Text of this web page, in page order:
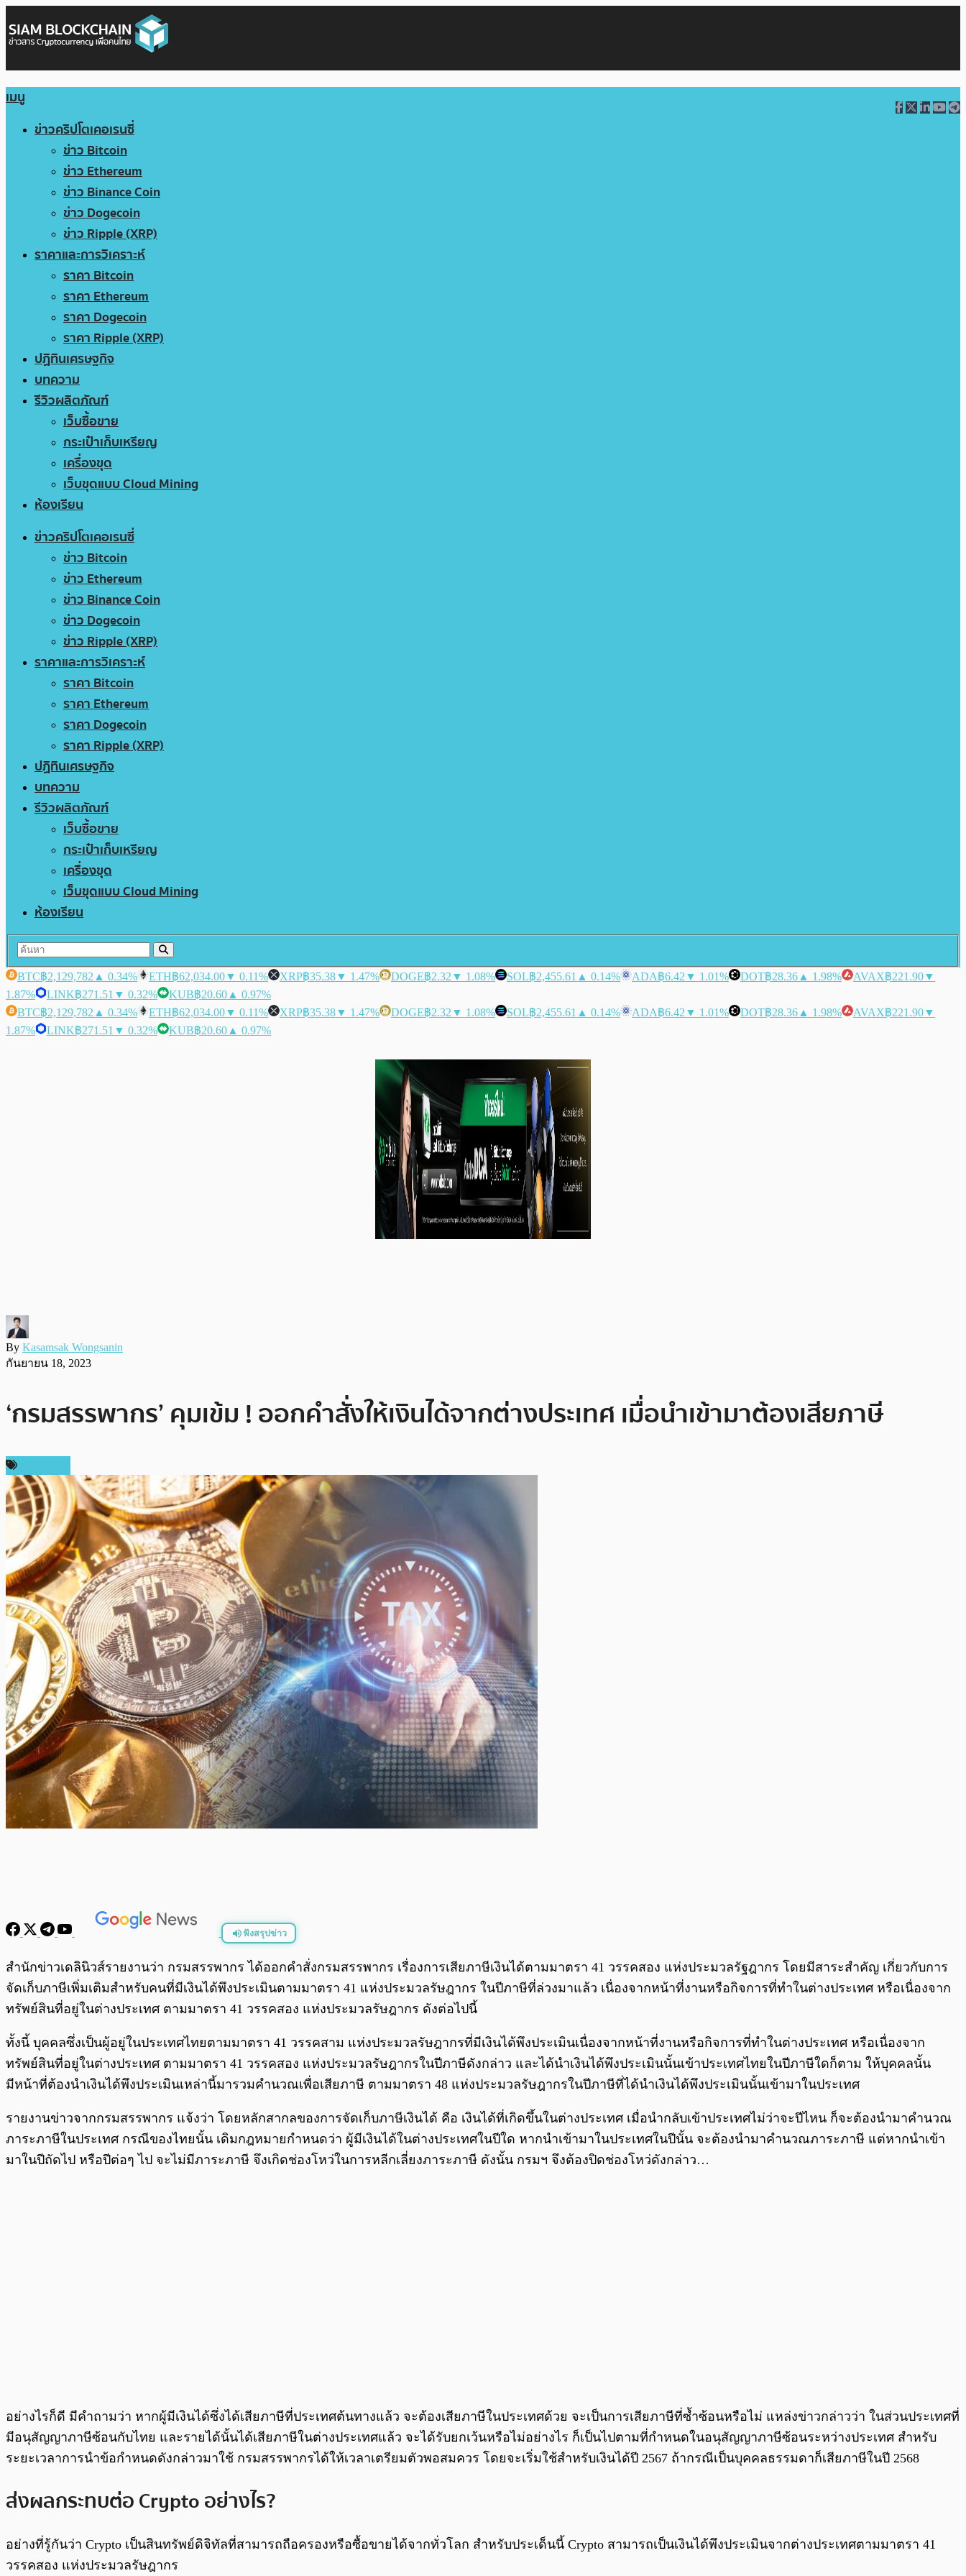
เมนู
ข่าวคริปโตเคอเรนซี่
ข่าว Bitcoin
ข่าว Ethereum
ข่าว Binance Coin
ข่าว Dogecoin
ข่าว Ripple (XRP)
ราคาและการวิเคราะห์
ราคา Bitcoin
ราคา Ethereum
ราคา Dogecoin
ราคา Ripple (XRP)
ปฏิทินเศรษฐกิจ
บทความ
รีวิวผลิตภัณฑ์
เว็บซื้อขาย
กระเป๋าเก็บเหรียญ
เครื่องขุด
เว็บขุดแบบ Cloud Mining
ห้องเรียน
ข่าวคริปโตเคอเรนซี่
ข่าว Bitcoin
ข่าว Ethereum
ข่าว Binance Coin
ข่าว Dogecoin
ข่าว Ripple (XRP)
ราคาและการวิเคราะห์
ราคา Bitcoin
ราคา Ethereum
ราคา Dogecoin
ราคา Ripple (XRP)
ปฏิทินเศรษฐกิจ
บทความ
รีวิวผลิตภัณฑ์
เว็บซื้อขาย
กระเป๋าเก็บเหรียญ
เครื่องขุด
เว็บขุดแบบ Cloud Mining
ห้องเรียน
BTC฿2,129,782 ▲ 0.34% ETH฿62,034.00▼ 0.11% XRP฿35.38▼ 1.47% DOGE฿2.32 ▼ 1.08% SOL฿2,455.61 ▲ 0.14% ADA฿6.42 ▼ 1.01% DOT฿28.36 ▲ 1.98% AVAX฿221.90▼
1.87%
LINK฿271.51 ▼ 0.32% KUB฿20.60 ▲ 0.97%
BTC฿2,129,782 ▲ 0.34% ETH฿62,034.00▼ 0.11% XRP฿35.38▼ 1.47% DOGE฿2.32 ▼ 1.08% SOL฿2,455.61 ▲ 0.14% ADA฿6.42 ▼ 1.01% DOT฿28.36 ▲ 1.98% AVAX฿221.90▼
1.87%
LINK฿271.51 ▼ 0.32% KUB฿20.60 ▲ 0.97%
By Kasamsak Wongsanin
กันยายน 18, 2023
‘กรมสรรพากร’ คุมเข้ม ! ออกคำสั่งให้เงินได้จากต่างประเทศ เมื่อนำเข้ามาต้องเสียภาษี
ฟังสรุปข่าว
พร้อมเล่น 0:00 /0:00
สำนักข่าวเดลินิวส์รายงานว่า กรมสรรพากร ได้ออกคำสั่งกรมสรรพากร เรื่องการเสียภาษีเงินได้ตามมาตรา 41 วรรคสอง แห่งประมวลรัฐฎากร โดยมีสาระสำคัญ เกี่ยวกับการ
จัดเก็บภาษีเพิ่มเติมสำหรับคนที่มีเงินได้พึงประเมินตามมาตรา 41 แห่งประมวลรัษฎากร ในปีภาษีที่ล่วงมาแล้ว เนื่องจากหน้าที่งานหรือกิจการที่ทำในต่างประเทศ หรือเนื่องจาก
ทรัพย์สินที่อยู่ในต่างประเทศ ตามมาตรา 41 วรรคสอง แห่งประมวลรัษฎากร ดังต่อไปนี้
ทั้งนี้ บุคคลซึ่งเป็นผู้อยู่ในประเทศไทยตามมาตรา 41 วรรคสาม แห่งประมวลรัษฎากรที่มีเงินได้พึงประเมินเนื่องจากหน้าที่งานหรือกิจการที่ทำในต่างประเทศ หรือเนื่องจาก
ทรัพย์สินที่อยู่ในต่างประเทศ ตามมาตรา 41 วรรคสอง แห่งประมวลรัษฎากรในปีภาษีดังกล่าว และได้นำเงินได้พึงประเมินนั้นเข้าประเทศไทยในปีภาษีใดก็ตาม ให้บุคคลนั้น
มีหน้าที่ต้องนำเงินได้พึงประเมินเหล่านี้มารวมคำนวณเพื่อเสียภาษี ตามมาตรา 48 แห่งประมวลรัษฎากรในปีภาษีที่ได้นำเงินได้พึงประเมินนั้นเข้ามาในประเทศ
รายงานข่าวจากกรมสรรพากร แจ้งว่า โดยหลักสากลของการจัดเก็บภาษีเงินได้ คือ เงินได้ที่เกิดขึ้นในต่างประเทศ เมื่อนำกลับเข้าประเทศไม่ว่าจะปีไหน ก็จะต้องนำมาคำนวณ
ภาระภาษีในประเทศ กรณีของไทยนั้น เดิมกฎหมายกำหนดว่า ผู้มีเงินได้ในต่างประเทศในปีใด หากนำเข้ามาในประเทศในปีนั้น จะต้องนำมาคำนวณภาระภาษี แต่หากนำเข้า
มาในปีถัดไป หรือปีต่อๆ ไป จะไม่มีภาระภาษี จึงเกิดช่องโหว่ในการหลีกเลี่ยงภาระภาษี ดังนั้น กรมฯ จึงต้องปิดช่องโหว่ดังกล่าว…
อย่างไรก็ดี มีคำถามว่า หากผู้มีเงินได้ซึ่งได้เสียภาษีที่ประเทศต้นทางแล้ว จะต้องเสียภาษีในประเทศด้วย จะเป็นการเสียภาษีที่ซ้ำซ้อนหรือไม่ แหล่งข่าวกล่าวว่า ในส่วนประเทศที่
มีอนุสัญญาภาษีซ้อนกับไทย และรายได้นั้นได้เสียภาษีในต่างประเทศแล้ว จะได้รับยกเว้นหรือไม่อย่างไร ก็เป็นไปตามที่กำหนดในอนุสัญญาภาษีซ้อนระหว่างประเทศ สำหรับ
ระยะเวลาการนำข้อกำหนดดังกล่าวมาใช้ กรมสรรพากรได้ให้เวลาเตรียมตัวพอสมควร โดยจะเริ่มใช้สำหรับเงินได้ปี 2567 ถ้ากรณีเป็นบุคคลธรรมดาก็เสียภาษีในปี 2568
ส่งผลกระทบต่อ Crypto อย่างไร?
อย่างที่รู้กันว่า Crypto เป็นสินทรัพย์ดิจิทัลที่สามารถถือครองหรือซื้อขายได้จากทั่วโลก สำหรับประเด็นนี้ Crypto สามารถเป็นเงินได้พึงประเมินจากต่างประเทศตามมาตรา 41
วรรคสอง แห่งประมวลรัษฎากร